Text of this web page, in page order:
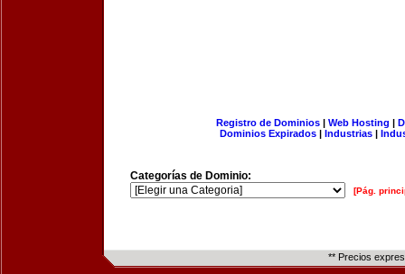
Registro de Dominios| Web Hosting |
Dominios Expirados | Industrias |
Categorías de Dominio:
[Pág.
** Precios